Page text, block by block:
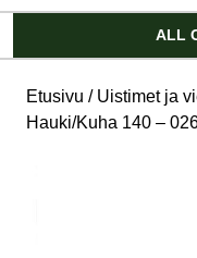
ALL
Etusivu / Uistimet ja
Hauki/Kuha 140 –